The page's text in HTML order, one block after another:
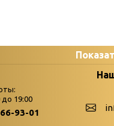
palitra
до 19:00
93-01